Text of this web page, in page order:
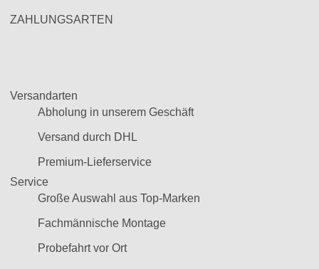
ZAHLUNGSARTEN
Versandarten
Abholung in unserem Geschäft
Versand durch DHL
Premium-Lieferservice
Service
Große Auswahl aus Top-Marken
Fachmännische Montage
Probefahrt vor Ort